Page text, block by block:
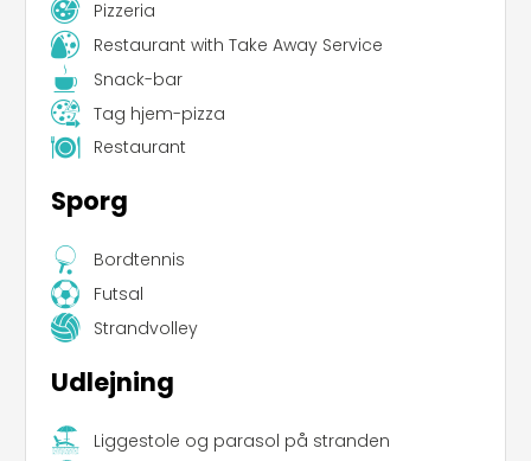
Pizzeria
Restaurant with Take Away Service
Snack-bar
Tag hjem-pizza
Restaurant
Sporg
Bordtennis
Futsal
Strandvolley
Udlejning
Liggestole og parasol på stranden